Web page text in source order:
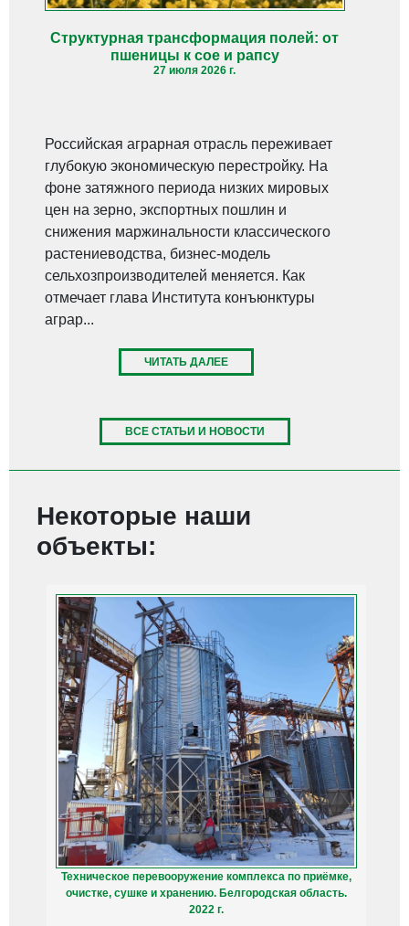
Структурная трансформация полей: от
пшеницы к сое и рапсу
27 июля 2026 г.
Российская аграрная отрасль переживает
глубокую экономическую перестройку. На
фоне затяжного периода низких мировых
цен на зерно, экспортных пошлин и
снижения маржинальности классического
растениеводства, бизнес-модель
сельхозпроизводителей меняется. Как
отмечает глава Института конъюнктуры
аграр...
ЧИТАТЬ ДАЛЕЕ
ВСЕ СТАТЬИ И НОВОСТИ
Некоторые наши
объекты:
Техническое перевооружение комплекса по приёмке,
очистке, сушке и хранению. Белгородская область.
2022 г.